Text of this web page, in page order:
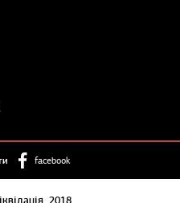
facebook